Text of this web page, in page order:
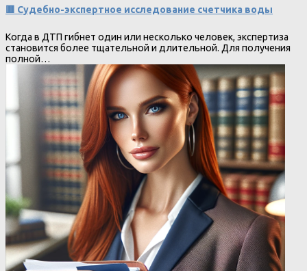
🟥 Судебно-экспертное исследование счетчика воды
Когда в ДТП гибнет один или несколько человек, экспертиза
становится более тщательной и длительной. Для получения
полной…